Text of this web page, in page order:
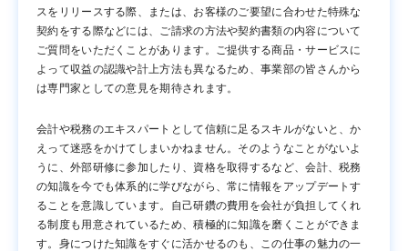
スをリリースする際、または、お客様のご要望に合わせた特殊な
契約をする際などには、ご請求の方法や契約書類の内容について
ご質問をいただくことがあります。ご提供する商品・サービスに
よって収益の認識や計上方法も異なるため、事業部の皆さんから
は専門家としての意見を期待されます。
会計や税務のエキスパートとして信頼に足るスキルがないと、か
えって迷惑をかけてしまいかねません。そのようなことがないよ
うに、外部研修に参加したり、資格を取得するなど、会計、税務
の知識を今でも体系的に学びながら、常に情報をアップデートす
ることを意識しています。自己研鑽の費用を会社が負担してくれ
る制度も用意されているため、積極的に知識を磨くことができま
す。身につけた知識をすぐに活かせるのも、この仕事の魅力の一